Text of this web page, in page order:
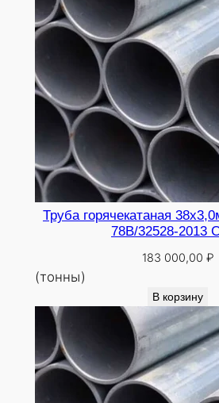
Труба горячекатаная
78В/32528-2013
183 000,00 ₽
(тонны)
В корзину